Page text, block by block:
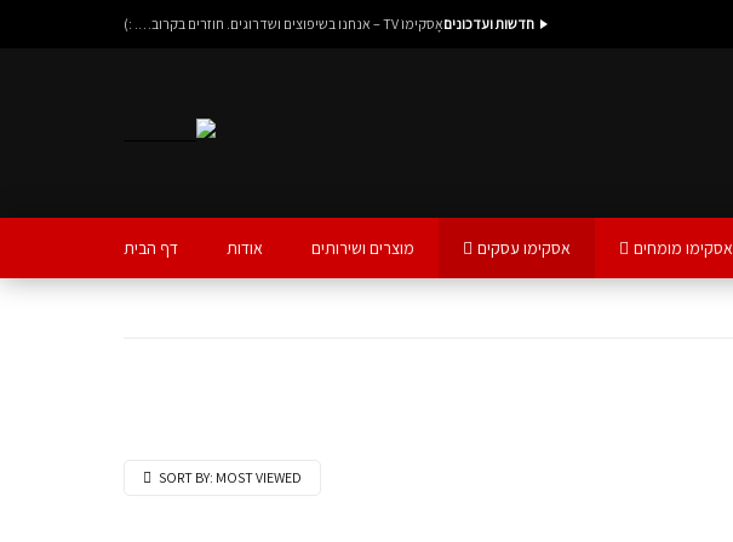
חדשות ועדכוניםאָסקימוֹ TV – אנחנו בשיפוצים ושדרוגים. חוזרים בקרוב…. :)
דף הבית אודות מוצרים ושירותים אסקימו עסקים אסקימו מומחים
SORT BY: MOST VIEWED